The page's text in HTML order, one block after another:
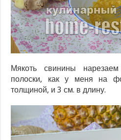
Мякоть свинины
полоски, как у меня на
толщиной, и 3 см. в длину.